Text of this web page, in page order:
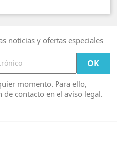
noticias y ofertas especiales
momento. Para ello,
contacto en el aviso legal.